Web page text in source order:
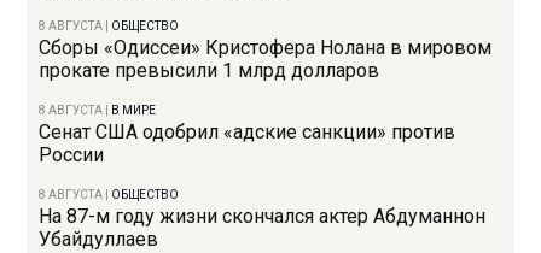
8 АВГУСТА ОБЩЕСТВО
Сборы «Одиссеи» Кристофера Нолана в мировом
прокате превысили 1 млрд долларов
8 АВГУСТА В МИРЕ
Сенат США одобрил «адские санкции» против
России
8 АВГУСТА ОБЩЕСТВО
На 87-м году жизни скончался актер Абдуманнон
Убайдуллаев